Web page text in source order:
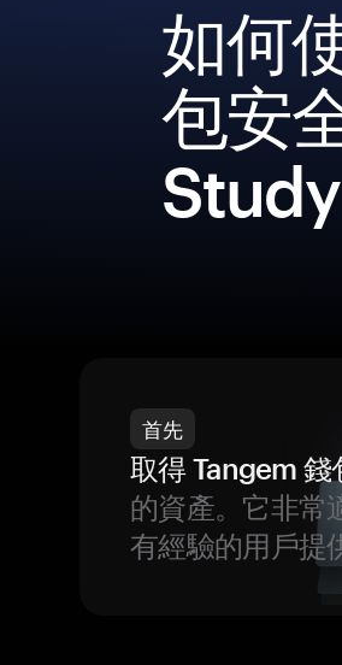
如何
包安
Study
首先
取得 Tangem 錢
的資產。它非常
有經驗的用戶提